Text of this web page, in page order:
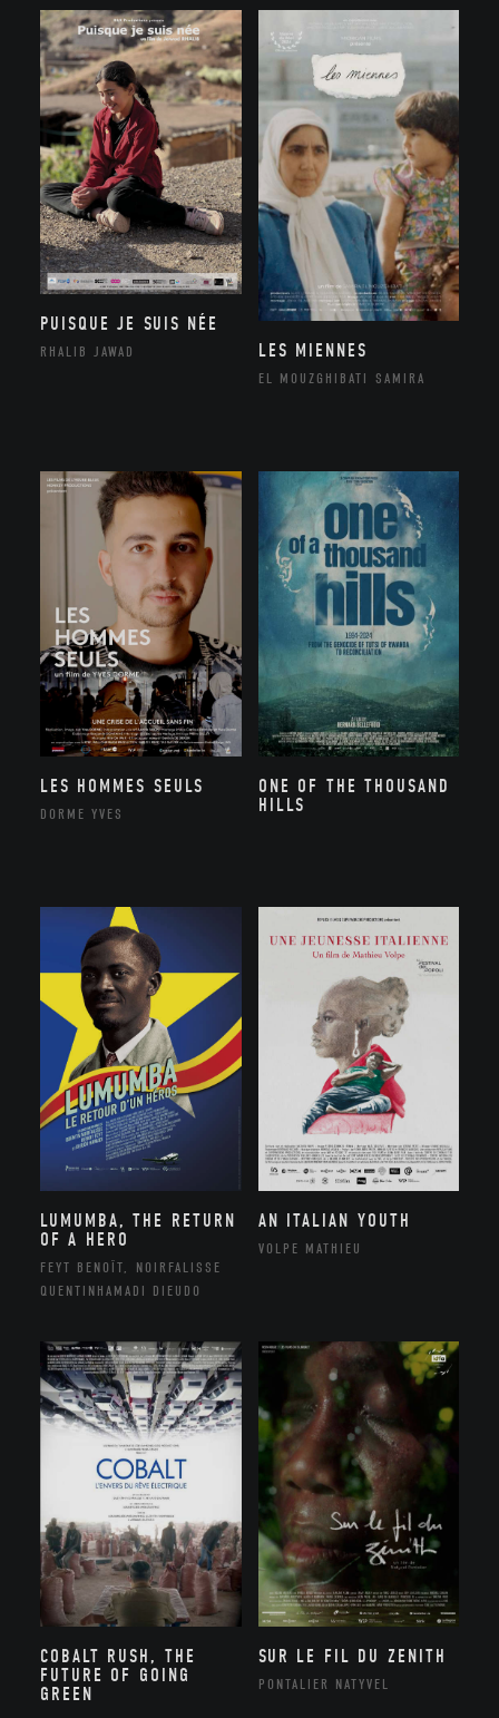
PUISQUE JE SUIS NÉE
RHALIB JAWAD LES MIENNES
EL MOUZGHIBATI SAMIRA
LES HOMMES SEULS
DORME YVES
ONE OF THE THOUSAND
HILLS
LUMUMBA, THE RETURN
OF A HERO
FEYT BENOÎT, NOIRFALISSE
QUENTINHAMADI DIEUDO
AN ITALIAN YOUTH
VOLPE MATHIEU
COBALT RUSH, THE
FUTURE OF GOING
GREEN
SUR LE FIL DU ZENITH
PONTALIER NATYVEL